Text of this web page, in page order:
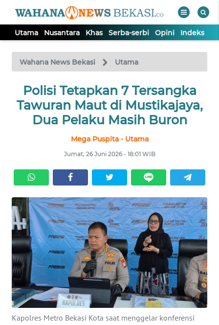
Utama Nusantara Khas Serba-serbi Opini Indeks
Wahana News Bekasi Utama
Polisi Tetapkan 7 Tersangka
Tawuran Maut di Mustikajaya,
Dua Pelaku Masih Buron
Mega Puspita - Utama
Jumat, 26 Juni 2026 - 18:01 WIB
Kapolres Metro Bekasi Kota saat menggelar konferensi
TV
Tutup
UTAMA
NUSANTARA
SERBA-
SERBI
OPINI
Informasi
INDEKS
BERITA
KONTAK
KAMI